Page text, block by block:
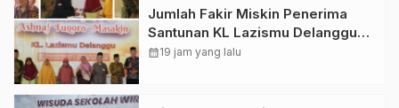
Jumlah Fakir Miskin Penerima
Santunan KL Lazismu Delanggu
Naik 7%, Penghimpunan ZIS
calendar_month19 jam yang lalu